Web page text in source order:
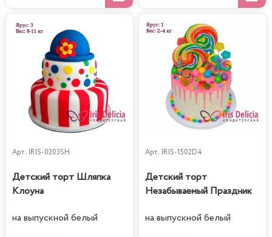
Арт. IRIS-0203SH
Детский торт Шляпка
Клоуна
на выпускной белый
Арт. IRIS-1502D4
Детский торт
Незабываемый Праздник
на выпускной белый